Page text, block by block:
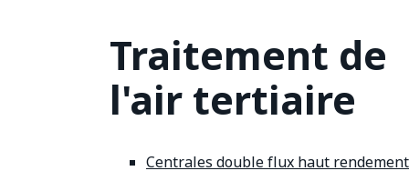
Traitement de
l'air tertiaire
Centrales double flux haut rendement